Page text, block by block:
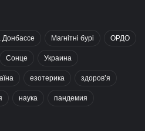
Донбассе Магнітні бурі ОРДО
Сонце Украина
езотерика здоров’я
наука пандемия